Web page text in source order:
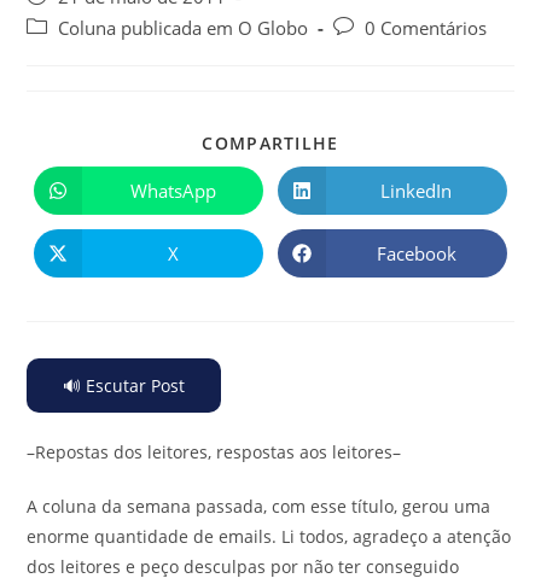
Coluna publicada em O Globo
0 Comentários
COMPARTILHE
WhatsApp LinkedIn
X Facebook
🔊 Escutar Post
–Repostas dos leitores, respostas aos leitores–
A coluna da semana passada, com esse título, gerou uma
enorme quantidade de emails. Li todos, agradeço a atenção
dos leitores e peço desculpas por não ter conseguido